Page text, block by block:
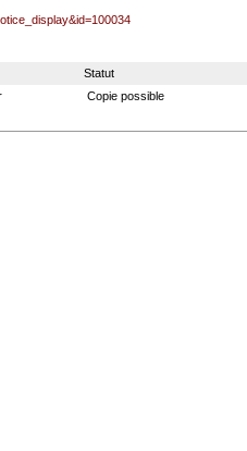
Statut
Copie possible